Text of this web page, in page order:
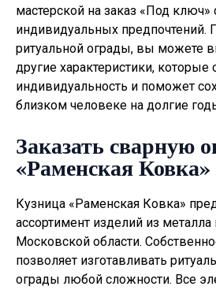
мастерской на заказ «Под
индивидуальных предпочтений.
ритуальной ограды, вы можете
другие характеристики, которые
индивидуальность и поможет
близком человеке на долгие
Заказать сварную
«Раменская Ковка»
Кузница «Раменская Ковка»
ассортимент изделий из
Московской области.
позволяет изготавливать
ограды любой сложности. Все